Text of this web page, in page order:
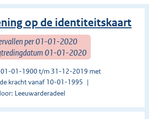
op de identiteitskaart
per 01-01-2020
01-01-2020
01-01-1900 t/m 31-12-2019 met
kracht vanaf 10-01-1995
Leeuwarderadeel